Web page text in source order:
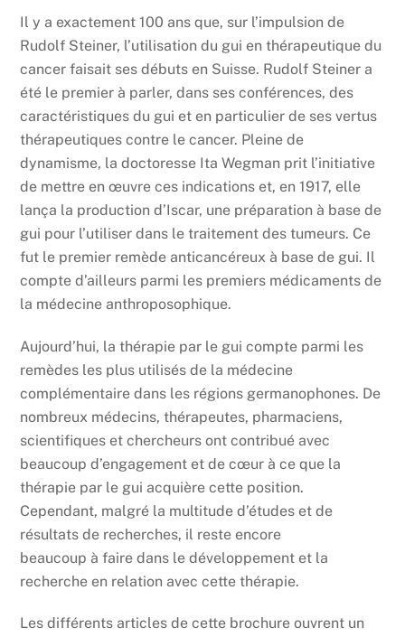
Il y a exactement 100 ans que, sur l’impulsion de
Rudolf Steiner, l’utilisation du gui en thérapeutique du
cancer faisait ses débuts en Suisse. Rudolf Steiner a
été le premier à parler, dans ses conférences, des
caractéristiques du gui et en particulier de ses vertus
thérapeutiques contre le cancer. Pleine de
dynamisme, la doctoresse Ita Wegman prit l’initiative
de mettre en œuvre ces indications et, en 1917, elle
lança la production d’Iscar, une préparation à base de
gui pour l’utiliser dans le traitement des tumeurs. Ce
fut le premier remède anticancéreux à base de gui. Il
compte d’ailleurs parmi les premiers médicaments de
la médecine anthroposophique.
Aujourd’hui, la thérapie par le gui compte parmi les
remèdes les plus utilisés de la médecine
complémentaire dans les régions germanophones. De
nombreux médecins, thérapeutes, pharmaciens,
scientifiques et chercheurs ont contribué avec
beaucoup d’engagement et de cœur à ce que la
thérapie par le gui acquière cette position.
Cependant, malgré la multitude d’études et de
résultats de recherches, il reste encore
beaucoup à faire dans le développement et la
recherche en relation avec cette thérapie.
Les différents articles de cette brochure ouvrent un